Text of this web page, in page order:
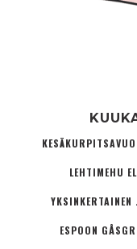
LEHTIMEHU
ESPOON